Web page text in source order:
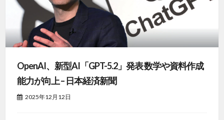
OpenAI、新型AI「GPT-5.2」発表 数学や資料作成
能力が向上 – 日本経済新聞
2025年12月12日